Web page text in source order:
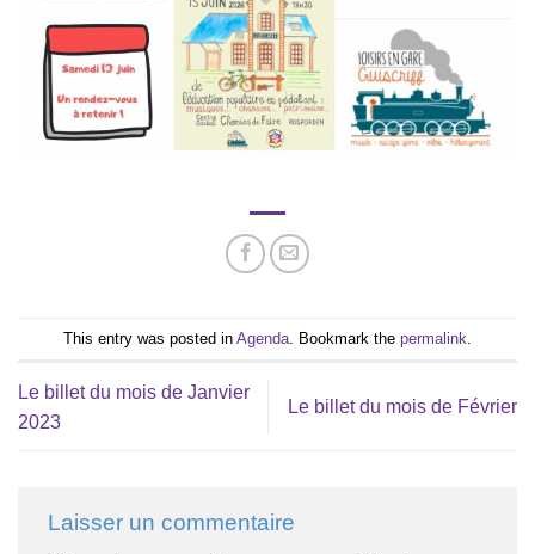
This entry was posted in Agenda . Bookmark the permalink
Le billet du mois de Janvier
2023
Le billet du mois de Février
Laisser un commentaire